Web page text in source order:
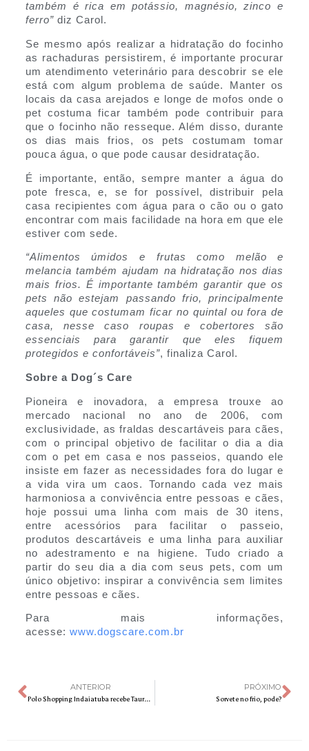
também é rica em potássio, magnésio, zinco e
ferro”diz Carol.
Se mesmo após realizar a hidratação do focinho
as rachaduras persistirem, é importante procurar
um atendimento veterinário para descobrir se ele
está com algum problema de saúde. Manter os
locais da casa arejados e longe de mofos onde o
pet costuma ficar também pode contribuir para
que o focinho não resseque. Além disso, durante
os dias mais frios, os pets costumam tomar
pouca água, o que pode causar desidratação.
É importante, então, sempre manter a água do
pote fresca, e, se for possível, distribuir pela
casa recipientes com água para o cão ou o gato
encontrar com mais facilidade na hora em que ele
estiver com sede.
“Alimentos úmidos e frutas como melão e
melancia também ajudam na hidratação nos dias
mais frios. É importante também garantir que os
pets não estejam passando frio, principalmente
aqueles que costumam ficar no quintal ou fora de
casa, nesse caso roupas e cobertores são
essenciais para garantir que eles fiquem
protegidos e confortáveis”, finaliza Carol.
Sobre a Dog´s Care
Pioneira e inovadora, a empresa trouxe ao
mercado nacional no ano de 2006, com
exclusividade, as fraldas descartáveis para cães,
com o principal objetivo de facilitar o dia a dia
com o pet em casa e nos passeios, quando ele
insiste em fazer as necessidades fora do lugar e
a vida vira um caos. Tornando cada vez mais
harmoniosa a convivência entre pessoas e cães,
hoje possui uma linha com mais de 30 itens,
entre acessórios para facilitar o passeio,
produtos descartáveis e uma linha para auxiliar
no adestramento e na higiene. Tudo criado a
partir do seu dia a dia com seus pets, com um
único objetivo: inspirar a convivência sem limites
entre pessoas e cães.
Para mais informações,
acesse: www.dogscare.com.br
ANTERIOR
Polo Shopping Indaiatuba recebe Taurus Festival, maior festival de churrasco do interior paulista
PRÓXIMO
Sorvete no frio, pode?